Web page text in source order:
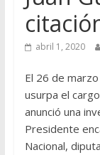
abril 1, 2020
El 26 de
usurpa el
anunció una
Presidente
Nacional,